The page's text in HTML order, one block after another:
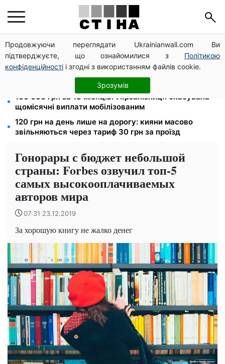
Продовжуючи переглядати Ukrainianwall.com Ви
підтверджуєте, що ознайомилися з Політикою
конфіденційності і згодні з використанням файлів cookie.
Зрозумів
8 451 грн замість пакунка малюка: Пенсійний фонд
пояснив, як отримати гроші
Пенсія для III групи інвалідності з 1 вересня: від
2595 до 10 625 грн — хто скільки отримає
100 000 грн за 18 місяців: Укрзалізниця скасувала
щомісячні виплати мобілізованим
120 грн на день лише на дорогу: кияни масово
звільняються через тариф 30 грн за проїзд
Гонорары с бюджет небольшой
страны: Forbes озвучил топ-5
самых высокооплачиваемых
авторов мира
07:31 23.12.2019
За хорошую книгу не жалко денег